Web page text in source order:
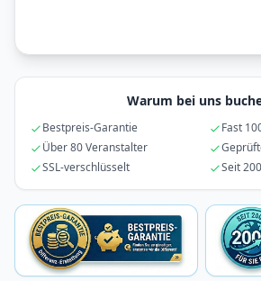
Warum bei uns
Bestpreis-Garantie
Fast
Über 80 Veranstalter
SSL-verschlüsselt
Seit